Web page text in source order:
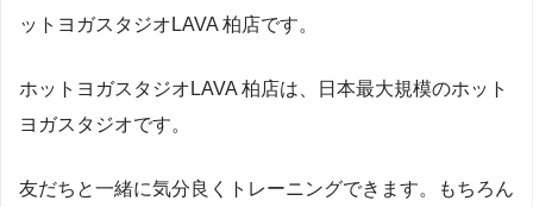
ットヨガスタジオLAVA 柏店です。
ホットヨガスタジオLAVA 柏店は、日本最大規模のホット
ヨガスタジオです。
友だちと一緒に気分良くトレーニングできます。もちろん